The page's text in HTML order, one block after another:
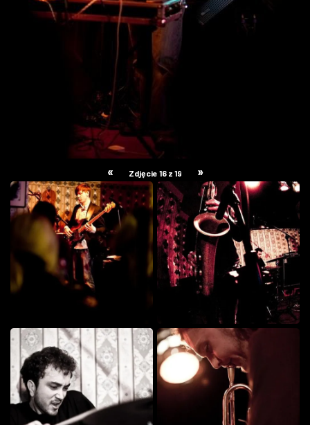
« Zdjęcie 16 z 19 »